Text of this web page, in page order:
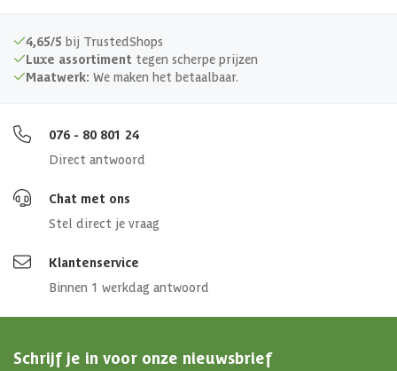
4,65/5 bij TrustedShops
Luxe assortiment tegen scherpe prijzen
Maatwerk: We maken het betaalbaar.
076 - 80 801 24
Direct antwoord
Chat met ons
Stel direct je vraag
Klantenservice
Binnen 1 werkdag antwoord
Schrijf je in voor onze nieuwsbrief